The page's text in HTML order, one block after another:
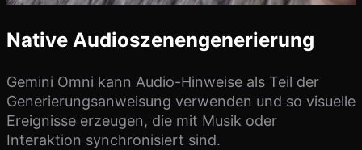
Native Audioszenengenerierung
Gemini Omni kann Audio-Hinweise als Teil der
Generierungsanweisung verwenden und so visuelle
Ereignisse erzeugen, die mit Musik oder
Interaktion synchronisiert sind.